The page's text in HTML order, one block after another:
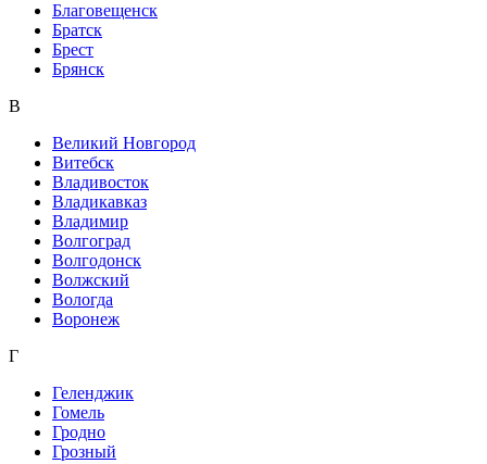
Благовещенск
Братск
Брест
Брянск
В
Великий Новгород
Витебск
Владивосток
Владикавказ
Владимир
Волгоград
Волгодонск
Волжский
Вологда
Воронеж
Г
Геленджик
Гомель
Гродно
Грозный